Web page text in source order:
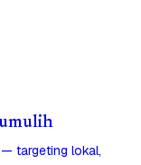
targeting lokal,